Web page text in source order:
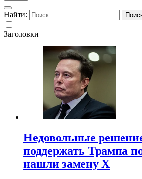
Найти:
Заголовки
Недовольные
поддержать Трампа
нашли замену X